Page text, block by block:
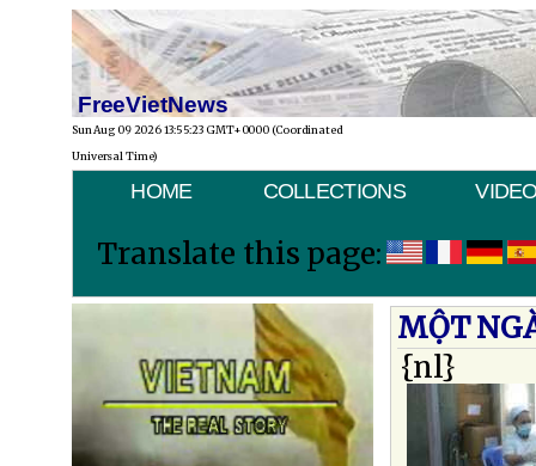
FreeVietNews
Sun Aug 09 2026 13:55:23 GMT+0000 (Coordinated
Universal Time)
HOME COLLECTIONS
Translate this page:
MỘT
{nl}